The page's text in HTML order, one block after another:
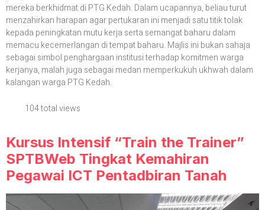
mereka berkhidmat di PTG Kedah. Dalam ucapannya, beliau turut
menzahirkan harapan agar pertukaran ini menjadi satu titik tolak
kepada peningkatan mutu kerja serta semangat baharu dalam
memacu kecemerlangan di tempat baharu. Majlis ini bukan sahaja
sebagai simbol penghargaan institusi terhadap komitmen warga
kerjanya, malah juga sebagai medan memperkukuh ukhwah dalam
kalangan warga PTG Kedah.
104 total views
Kursus Intensif “Train the Trainer”
SPTBWeb Tingkat Kemahiran
Pegawai ICT Pentadbiran Tanah